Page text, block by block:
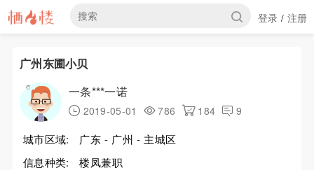
登录 / 注册
广州东圃小贝
一条***一诺
2019-05-01 786 184 9
城市区域:
广东 - 广州 - 主城区
信息种类:
楼凤兼职